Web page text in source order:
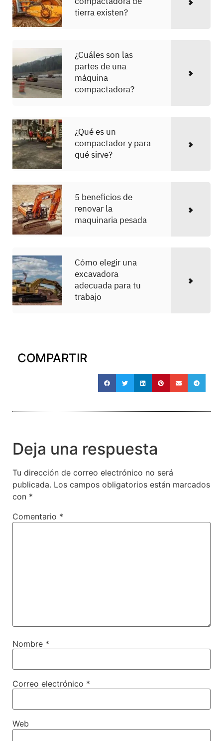
tierra existen?
¿Cuáles son las
partes de una
máquina
compactadora?
¿Qué es un
compactador y para
qué sirve?
5 beneficios de
renovar la
maquinaria pesada
Cómo elegir una
excavadora
adecuada para tu
trabajo
COMPARTIR
Deja una respuesta
Tu dirección de correo electrónico no será
publicada. Los campos obligatorios están marcados
con *
Comentario *
Nombre *
Correo electrónico *
Web